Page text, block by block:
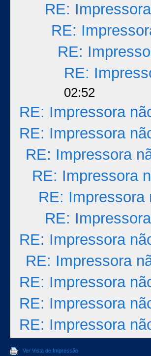
RE:
RE:
RE:
RE:
02:52
RE: Impressora
RE: Impressora
RE: Impressora
RE: Impressora
RE: Impressora
RE:
RE: Impressora
RE: Impressora
RE: Impressora
RE: Impressora
RE: Impressora
Ver Vista de Impressão